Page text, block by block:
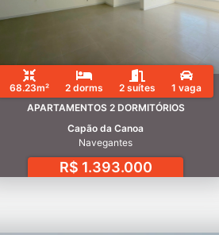
68.23m² 2 dorms 2 suítes
1 vaga
APARTAMENTOS 2 DORMITÓRIOS
Capão da Canoa
Navegantes
R$ 1.393.000